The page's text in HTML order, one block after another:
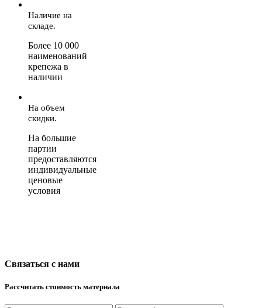
Наличие на
складе.
Более 10 000
наименований
крепежа в
наличии
На объем
скидки.
На большие
партии
предоставляются
индивидуальные
ценовые
условия
Связаться с нами
Рассчитать стоимость материала